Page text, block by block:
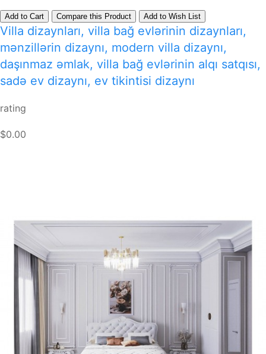
Add to Cart Compare this Product Add to Wish List
Villa dizaynları, villa bağ evlərinin dizaynları,
mənzillərin dizaynı, modern villa dizaynı,
daşınmaz əmlak, villa bağ evlərinin alqı satqısı,
sadə ev dizaynı, ev tikintisi dizaynı
rating
$0.00